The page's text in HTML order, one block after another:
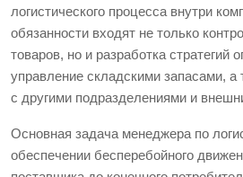
логистического процесса внутри
обязанности входят не только
товаров, но и разработка стратегий
управление складскими запасами, а
с другими подразделениями и
Основная задача менеджера по
обеспечении бесперебойного